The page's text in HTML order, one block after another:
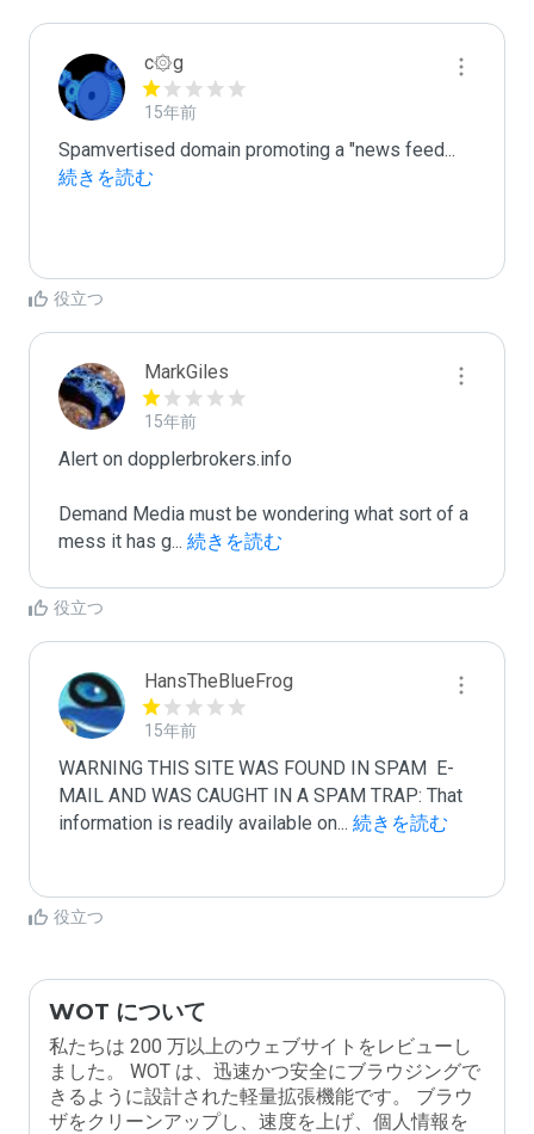
c۞g
15年前
Spamvertised domain promoting a "news feed...
続きを読む
役立つ
MarkGiles
15年前
Alert on dopplerbrokers.info
Demand Media must be wondering what sort of a
mess it has g... 続きを読む
役立つ
HansTheBlueFrog
15年前
WARNING THIS SITE WAS FOUND IN SPAM  E-
MAIL AND WAS CAUGHT IN A SPAM TRAP: That
information is readily available on... 続きを読む
役立つ
WOT について
私たちは 200 万以上のウェブサイトをレビューし
ました。 WOT は、迅速かつ安全にブラウジングで
きるように設計された軽量拡張機能です。 ブラウ
ザをクリーンアップし、速度を上げ、個人情報を